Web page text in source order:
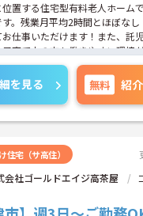
置する住宅型有料老人ホーム
。残業月平均2時間とほぼなし
お仕事いただけます！また、託
育て中の方も働きやすい環境
味のある方はご面接のポイン
気軽にお問い合わせください。
を見る 無料 紹
住宅（サ高住）
会社ゴールドエイジ高茶屋